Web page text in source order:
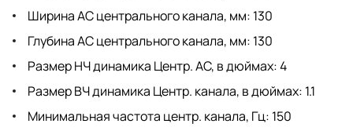
Ширина АС центрального канала, мм: 130
Глубина АС центрального канала, мм: 130
Размер НЧ динамика Центр. АС, в дюймах: 4
Размер ВЧ динамика Центр. канала, в дюймах: 1.1
Минимальная частота центр. канала, Гц: 150